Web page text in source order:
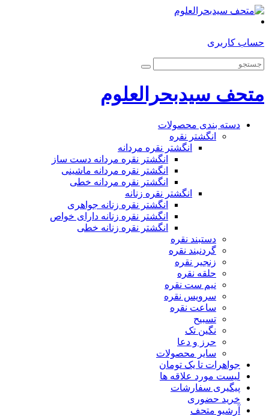
حساب کاربری
متحف سیدبحرالعلوم
دسته بندی محصولات
انگشتر نقره
انگشتر نقره مردانه
انگشتر نقره مردانه دست ساز
انگشتر نقره مردانه ماشینی
انگشتر نقره مردانه خطی
انگشتر نقره زنانه
انگشتر نقره زنانه جواهری
انگشتر نقره زنانه دارای خواص
انگشتر نقره زنانه خطی
دستبند نقره
گردنبند نقره
زنجیر نقره
حلقه نقره
نیم ست نقره
سرویس نقره
ساعت نقره
تسبیح
نگین تک
حرز و دعا
سایر محصولات
جواهرات تا یک تومان
لیست مورد علاقه ها
پیگیری سفارشات
خرید حضوری
آرشیو متحف